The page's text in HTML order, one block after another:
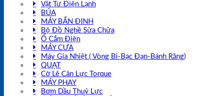
Vật Tư Điện Lạnh
BÚA
MÁY BẮN ĐINH
Bộ Đồ Nghề Sửa Chữa
Ổ Cắm Điện
MÁY CƯA
Máy Gia Nhiệt ( Vòng Bi-Bạc Đạn-Bánh Răng)
QUẠT
Cờ Lê Cân Lực Torque
MÁY PHAY
Bơm Dầu Thuỷ Lực